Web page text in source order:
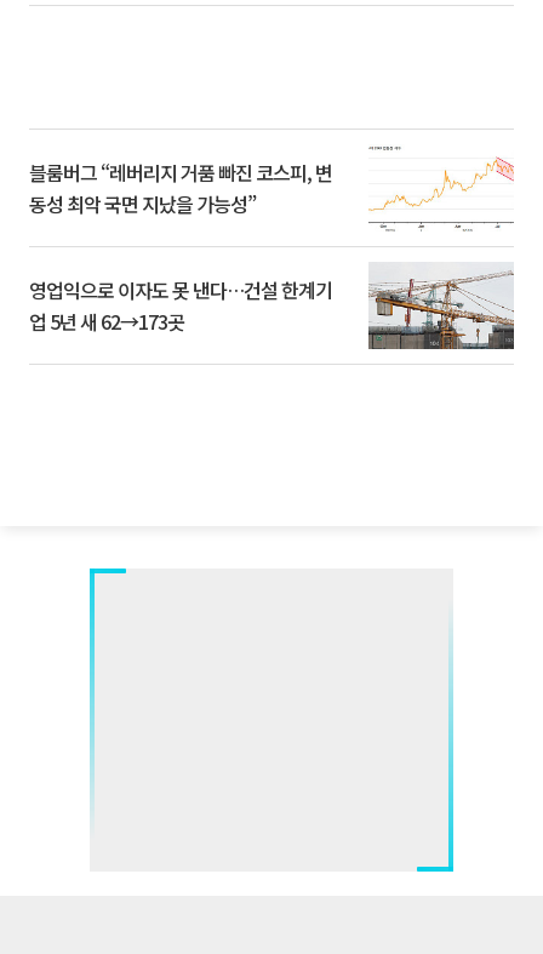
블룸버그 “레버리지 거품 빠진 코스피, 변
동성 최악 국면 지났을 가능성”
영업익으로 이자도 못 낸다…건설 한계기
업 5년 새 62→173곳